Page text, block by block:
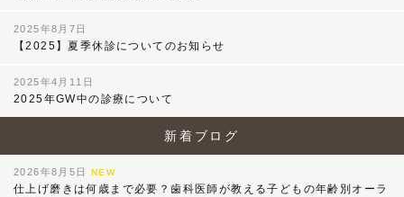
2025年8月7日
【2025】夏季休診についてのお知らせ
2025年4月11日
2025年GW中の診療について
新着ブログ
2026年8月5日NEW
仕上げ磨きは何歳まで必要？歯科医師が教える子どもの年齢別オーラ